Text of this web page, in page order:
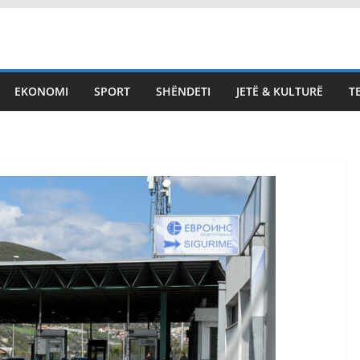
EKONOMI SPORT SHËNDETI JETË & KULTURË
–
e
e Kuvendit
Sot
Bedri Hamzën,
PDK i përgjigjet:
në opozitë,
Kuvendin
August 7, 2026 Vendi Sot